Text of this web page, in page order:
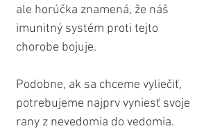
ale horúčka znamená, že náš
imunitný systém proti tejto
chorobe bojuje.
Podobne, ak sa chceme vyliečiť,
potrebujeme najprv vyniesť svoje
rany z nevedomia do vedomia.